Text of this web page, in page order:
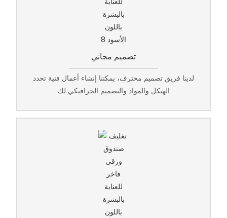
تصميم مجاني
لدينا فريق تصميم محترف، يمكننا إنشاء أعمال فنية تحدد
الهيكل والمواد والتصميم الجرافيكي لك